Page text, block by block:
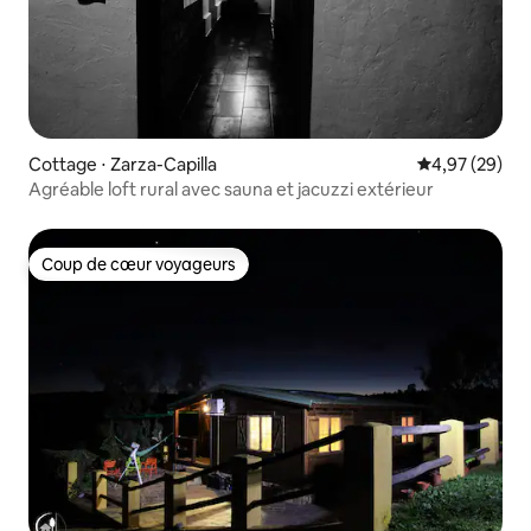
Cottage ⋅ Zarza-Capilla Évaluation
4,97 (29)
Agréable loft rural avec sauna et jacuzzi extérieur
Coup de cœur voyageurs
Coup de cœur voyageurs